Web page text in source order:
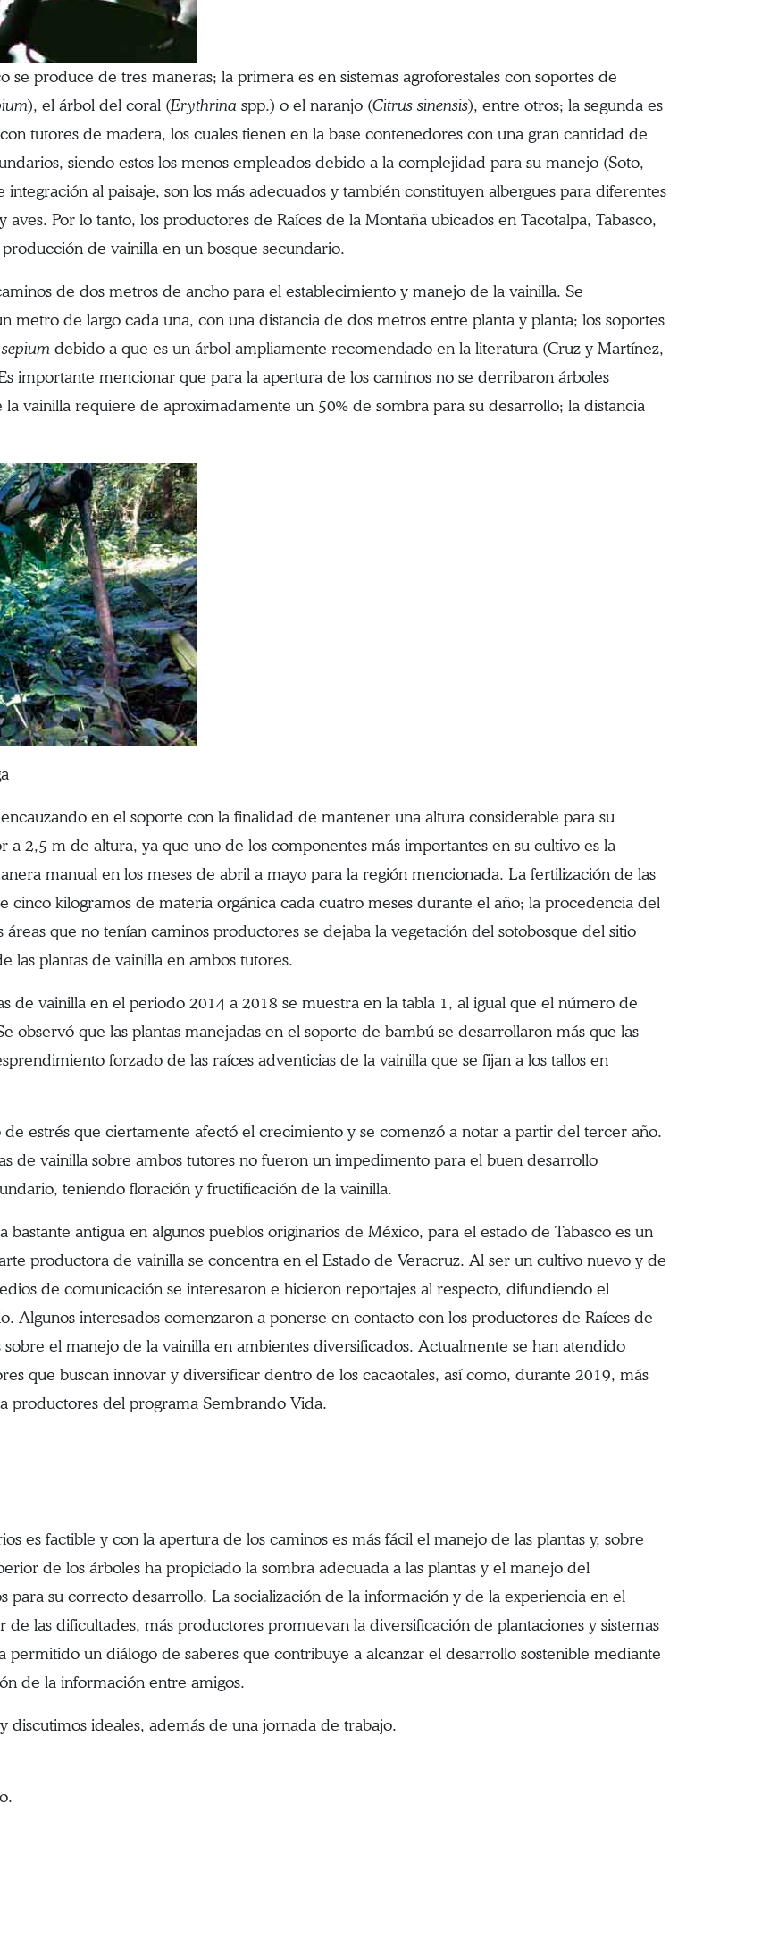
se produce de tres maneras; la primera es en sistemas agroforestales con soportes de
), el árbol del coral (Erythrina spp.) o el naranjo (Citrus sinensis), entre otros; la segunda es
tutores de madera, los cuales tienen en la base contenedores con una gran cantidad de
siendo estos los menos empleados debido a la complejidad para su manejo (Soto,
al paisaje, son los más adecuados y también constituyen albergues para diferentes
Por lo tanto, los productores de Raíces de la Montaña ubicados en Tacotalpa, Tabasco,
de vainilla en un bosque secundario.
de dos metros de ancho para el establecimiento y manejo de la vainilla. Se
metro de largo cada una, con una distancia de dos metros entre planta y planta; los soportes
debido a que es un árbol ampliamente recomendado en la literatura (Cruz y Martínez,
importante mencionar que para la apertura de los caminos no se derribaron árboles
vainilla requiere de aproximadamente un 50% de sombra para su desarrollo; la distancia
en el soporte con la finalidad de mantener una altura considerable para su
2,5 m de altura, ya que uno de los componentes más importantes en su cultivo es la
manual en los meses de abril a mayo para la región mencionada. La fertilización de las
cinco kilogramos de materia orgánica cada cuatro meses durante el año; la procedencia del
que no tenían caminos productores se dejaba la vegetación del sotobosque del sitio
las plantas de vainilla en ambos tutores.
de vainilla en el periodo 2014 a 2018 se muestra en la tabla 1, al igual que el número de
observó que las plantas manejadas en el soporte de bambú se desarrollaron más que las
forzado de las raíces adventicias de la vainilla que se fijan a los tallos en
de estrés que ciertamente afectó el crecimiento y se comenzó a notar a partir del tercer año.
de vainilla sobre ambos tutores no fueron un impedimento para el buen desarrollo
teniendo floración y fructificación de la vainilla.
antigua en algunos pueblos originarios de México, para el estado de Tabasco es un
productora de vainilla se concentra en el Estado de Veracruz. Al ser un cultivo nuevo y de
de comunicación se interesaron e hicieron reportajes al respecto, difundiendo el
Algunos interesados comenzaron a ponerse en contacto con los productores de Raíces de
el manejo de la vainilla en ambientes diversificados. Actualmente se han atendido
que buscan innovar y diversificar dentro de los cacaotales, así como, durante 2019, más
productores del programa Sembrando Vida.
es factible y con la apertura de los caminos es más fácil el manejo de las plantas y, sobre
de los árboles ha propiciado la sombra adecuada a las plantas y el manejo del
para su correcto desarrollo. La socialización de la información y de la experiencia en el
las dificultades, más productores promuevan la diversificación de plantaciones y sistemas
permitido un diálogo de saberes que contribuye a alcanzar el desarrollo sostenible mediante
de la información entre amigos.
discutimos ideales, además de una jornada de trabajo.